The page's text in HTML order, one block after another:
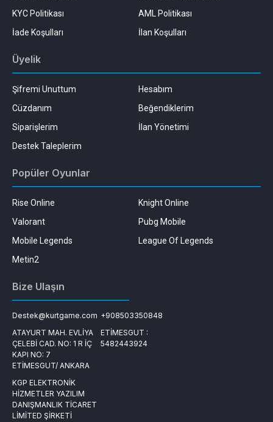
KYC Politikası
AML Politikası
İade Koşulları
İlan Koşulları
Üyelik
Şifremi Unuttum
Hesabım
Cüzdanım
Beğendiklerim
Siparişlerim
İlan Yönetimi
Destek Taleplerim
Popüler Oyunlar
Rise Online
Knight Online
Valorant
Pubg Mobile
Mobile Legends
League Of Legends
Metin2
Bize Ulaşın
Destek@kurtgame.com +908503350848
ATAYURT MAH. EVLİYA
ÇELEBİ CAD. NO: 1 R İÇ
KAPI NO: 7
ETİMESGUT/ ANKARA
ETİMESGUT :
5482443924
KGP ELEKTRONİK
HİZMETLER YAZILIM
DANIŞMANLIK TİCARET
LİMİTED ŞİRKETİ